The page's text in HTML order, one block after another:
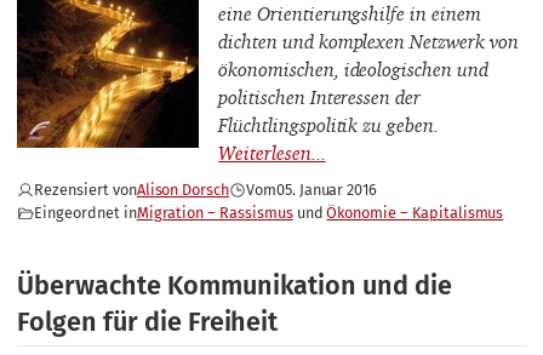
eine Orientierungshilfe in einem
dichten und komplexen Netzwerk von
ökonomischen, ideologischen und
politischen Interessen der
Flüchtlingspolitik zu geben.
Rezensiert vonAlison Dorsch Vom05. Januar 2016
Eingeordnet inMigration – Rassismus Ökonomie – Kapitalismus
Überwachte Kommunikation und die
Folgen für die Freiheit